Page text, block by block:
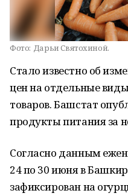
Фото: Дарьи Святохиной.
Стало известно об
цен на отдельные
товаров. Башстат
продукты питания за
Согласно данным
24 по 30 июня в
зафиксирован на